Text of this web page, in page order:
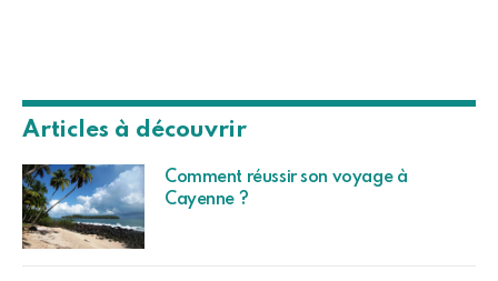
Articles à découvrir
Comment réussir son voyage à
Cayenne ?